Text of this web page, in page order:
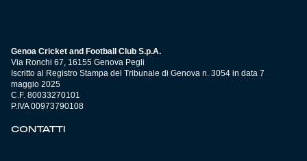
Genoa Cricket and Football Club S.p.A.
Via Ronchi 67, 16155 Genova Pegli
Iscritto al Registro Stampa del Tribunale di Genova n. 3054 in data 7
maggio 2025
C.F. 80033270101
P.IVA 00973790108
CONTATTI